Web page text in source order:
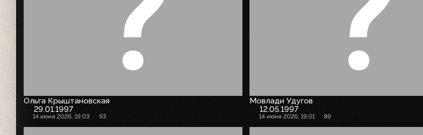
Ольга Крыштановская
29.01.1997
14 июня 2026, 19:03 93
Мовлади Удугов
12.05.1997
14 июня 2026, 19:01 89